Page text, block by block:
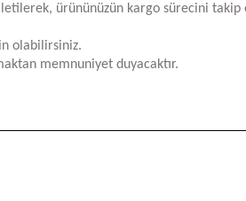
ürününüzün kargo sürecini takip
olabilirsiniz.
memnuniyet duyacaktır.